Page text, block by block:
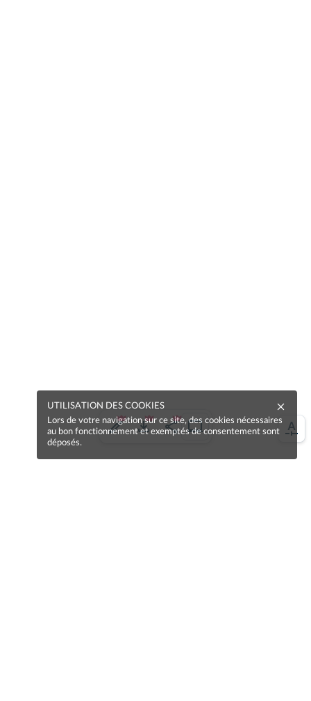
UTILISATION DES COOKIES
Lors de votre navigation sur ce site, des cookies nécessaires
au bon fonctionnement et exemptés de consentement sont
déposés.